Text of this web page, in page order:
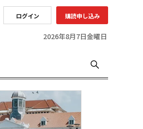
ログイン 購読申し込み
2026年8月7日金曜日